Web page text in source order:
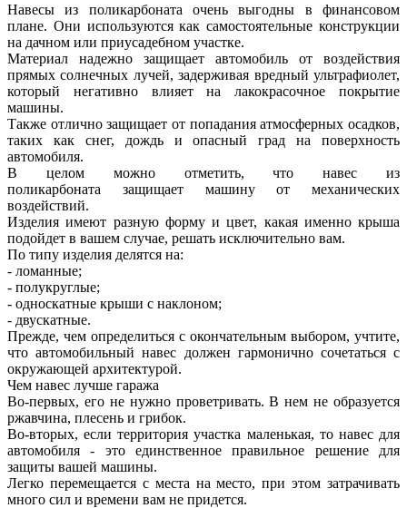
Навесы из поликарбоната
очень выгодны в финансовом
плане. Они используются как самостоятельные конструкции
на дачном или приусадебном участке.
Материал надежно защищает автомобиль от воздействия
прямых солнечных лучей, задерживая вредный ультрафиолет,
который негативно влияет на лакокрасочное покрытие
машины.
Также отлично защищает от попадания атмосферных осадков,
таких как снег, дождь и опасный град на поверхность
автомобиля.
В целом можно отметить, что
навес из
поликарбоната
защищает машину от механических
воздействий.
Изделия имеют разную форму и цвет, какая именно крыша
подойдет в вашем случае, решать исключительно вам.
По типу изделия делятся на:
- ломанные;
- полукруглые;
- односкатные крыши с наклоном;
- двускатные.
Прежде, чем определиться с окончательным выбором, учтите,
что автомобильный навес должен гармонично сочетаться с
окружающей архитектурой.
Чем навес лучше гаража
Во-первых, его не нужно проветривать. В нем не образуется
ржавчина, плесень и грибок.
Во-вторых, если территория участка маленькая, то навес для
автомобиля
- это единственное правильное решение для
защиты вашей машины.
Легко перемещается с места на место, при этом затрачивать
много сил и времени вам не придется.